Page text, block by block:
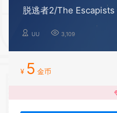
脱逃者2/The Escapists
UU 3,109
¥ 5 金币